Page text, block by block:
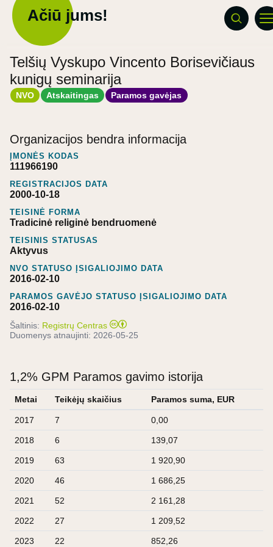
Ačiū jums!
Telšių Vyskupo Vincento Borisevičiaus
kunigų seminarija
NVO Atskaitingas Paramos gavėjas
Organizacijos bendra informacija
ĮMONĖS KODAS
111966190
REGISTRACIJOS DATA
2000-10-18
TEISINĖ FORMA
Tradicinė religinė bendruomenė
TEISINIS STATUSAS
Aktyvus
NVO STATUSO ĮSIGALIOJIMO DATA
2016-02-10
PARAMOS GAVĖJO STATUSO ĮSIGALIOJIMO DATA
2016-02-10
Šaltinis: Registrų Centras
Duomenys atnaujinti: 2026-05-25
1,2% GPM Paramos gavimo istorija
Metai Teikėjų skaičius Paramos suma, EUR
2017 7 0,00
2018 6 139,07
2019 63 1 920,90
2020 46 1 686,25
2021 52 2 161,28
2022 27 1 209,52
2023 22 852,26